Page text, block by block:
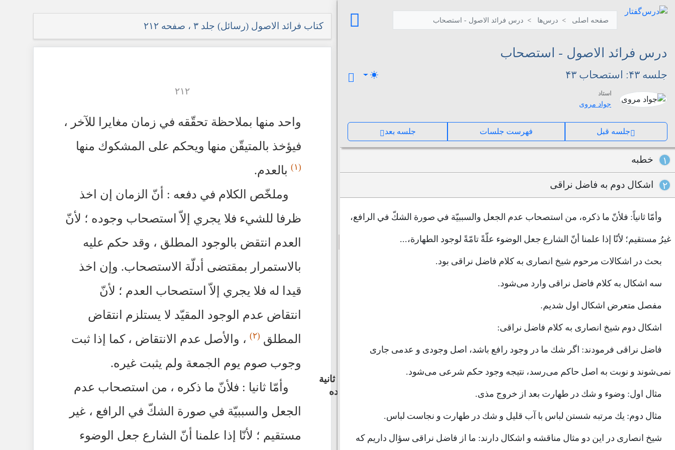
صفحه اصلی درس‌ها درس فرائد الاصول - استصحاب
درس فرائد الاصول - استصحاب
جلسه ۴۳: استصحاب ۴۳
استاد
جواد مروی
جلسه قبل فهرست جلسات جلسه بعد
۱ خطبه
۲ اشکال دوم به فاضل نراقی
وأمّا ثانياً: فلأنّ ما ذكره، من استصحاب عدم الجعل والسببيّة في صورة الشكّ في الرافع،
غيرُ مستقيم؛ لأنّا إذا علمنا أنّ الشارع جعل الوضوء علّةً تامّةً لوجود الطهارة،...
بحث در اشكالات مرحوم شيخ انصارى به كلام فاضل نراقى بود.
سه اشكال به كلام فاضل نراقى وارد مى‌شود.
مفصل متعرض اشكال اول شديم.
اشكال دوم شيخ انصارى به كلام فاضل نراقى:
فاضل نراقى فرمودند: اگر شك ما در وجود رافع باشد، اصل وجودى و عدمى جارى
نمى‌شوند و نوبت به اصل حاكم مى‌رسد، نتيجه وجود حكم شرعى مى‌شود.
مثال اول: وضوء و شك در طهارت بعد از خروج مذى.
مثال دوم: يك مرتبه شستن لباس با آب قليل و شك در طهارت و نجاست لباس.
شيخ انصارى در اين دو مثال مناقشه و اشكال دارند: ما از فاضل نراقى سؤال داريم كه
کتاب فرائد الاصول (رسائل) جلد ۳ ، صفحه ۲۱۲
٢١٢
واحد منها بملاحظة تحقّقه في زمان مغايرا للآخر ،
فيؤخذ بالمتيقّن منها ويحكم على المشكوك منها
(١)
بالعدم.
وملخّص الكلام في دفعه : أنّ الزمان إن اخذ
ظرفا للشيء فلا يجري إلاّ استصحاب وجوده ؛ لأنّ
العدم انتقض بالوجود المطلق ، وقد حكم عليه
بالاستمرار بمقتضى أدلّة الاستصحاب. وإن اخذ
قيدا له فلا يجري إلاّ استصحاب العدم ؛ لأنّ
انتقاض عدم الوجود المقيّد لا يستلزم انتقاض
المطلق (٢)
، والأصل عدم الانتقاض ، كما إذا ثبت
وجوب صوم يوم الجمعة ولم يثبت غيره.
مناقشة ثانية
فيما أفاده
وأمّا ثانيا : فلأنّ ما ذكره ، من استصحاب عدم
الجعل والسببيّة في صورة الشكّ في الرافع ، غير
مستقيم ؛ لأنّا إذا علمنا أنّ الشارع جعل الوضوء